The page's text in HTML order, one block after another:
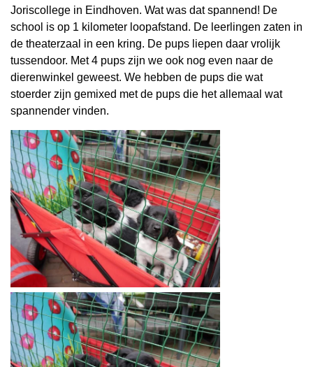
Joriscollege in Eindhoven. Wat was dat spannend! De
school is op 1 kilometer loopafstand. De leerlingen zaten in
de theaterzaal in een kring. De pups liepen daar vrolijk
tussendoor. Met 4 pups zijn we ook nog even naar de
dierenwinkel geweest. We hebben de pups die wat
stoerder zijn gemixed met de pups die het allemaal wat
spannender vinden.